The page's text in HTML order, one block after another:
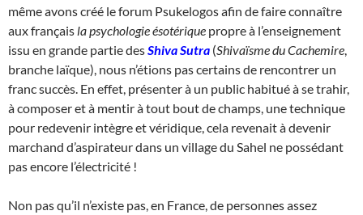
même avons créé le forum Psukelogos afin de faire connaître
aux français la psychologie ésotérique propre à l’enseignement
issu en grande partie desShiva Sutra (Shivaïsme du Cachemire
branche laïque), nous n’étions pas certains de rencontrer un
franc succès. En effet, présenter à un public habitué à se trahir,
à composer et à mentir à tout bout de champs, une technique
pour redevenir intègre et véridique, cela revenait à devenir
marchand d’aspirateur dans un village du Sahel ne possédant
pas encore l’électricité !
Non pas qu’il n’existe pas, en France, de personnes assez